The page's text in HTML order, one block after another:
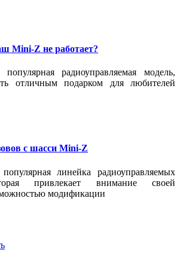
Mini-Z не работает?
радиоуправляемая модель,
отличным подарком для любителей
с шасси Mini-Z
линейка радиоуправляемых
привлекает внимание своей
модификации